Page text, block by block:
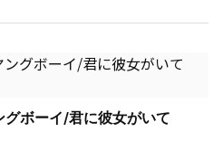
ボーイ/君に彼女がいて